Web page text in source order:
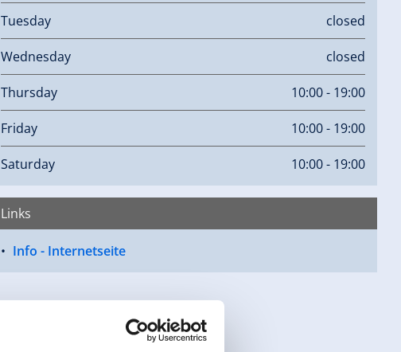
Tuesday closed
Wednesday closed
Thursday 10:00 - 19:00
Friday 10:00 - 19:00
Saturday 10:00 - 19:00
Links
Info - Internetseite